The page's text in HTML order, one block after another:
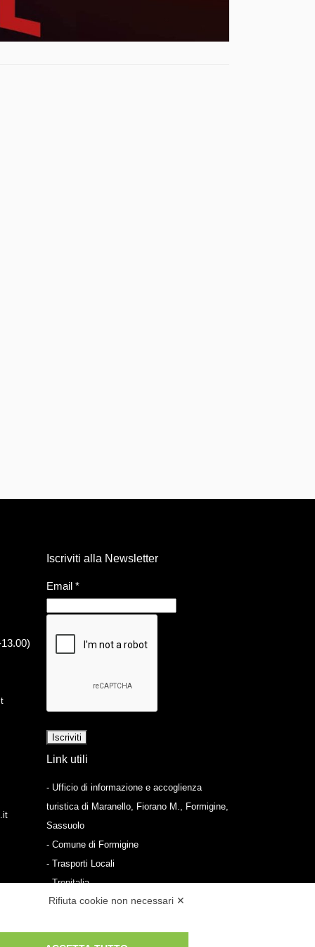
Iscriviti alla Newsletter
Email *
Link utili
- Ufficio di informazione e accoglienza
turistica di Maranello, Fiorano M., Formigine,
Sassuolo
- Comune di Formigine
- Trasporti Locali
- Trenitalia
Scarica le app
- App Android Maranello e Dintorni
Rifiuta cookie non necessari ✕